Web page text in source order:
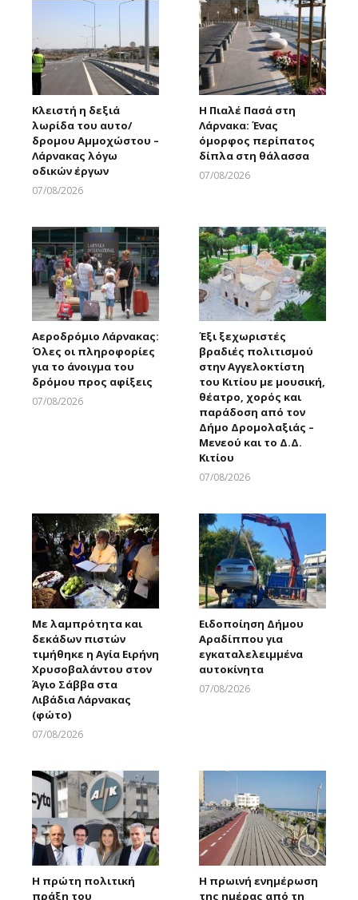
Κλειστή η δεξιά
λωρίδα του αυτο/
δρομου Αμμοχώστου –
Λάρνακας λόγω
οδικών έργων
07/08/2026
Η Πιαλέ Πασά στη
Λάρνακα: Ένας
όμορφος περίπατος
δίπλα στη θάλασσα
07/08/2026
Αεροδρόμιο Λάρνακας:
Όλες οι πληροφορίες
για το άνοιγμα του
δρόμου προς αφίξεις
07/08/2026
Έξι ξεχωριστές
βραδιές πολιτισμού
στην Αγγελοκτίστη
του Κιτίου με μουσική,
θέατρο, χορός και
παράδοση από τον
Δήμο Δρομολαξιάς –
Μενεού και το Δ.Δ.
Κιτίου
07/08/2026
Με λαμπρότητα και
δεκάδων πιστών
τιμήθηκε η Αγία Ειρήνη
Χρυσοβαλάντου στον
Άγιο Σάββα στα
Λιβάδια Λάρνακας
(φώτο)
07/08/2026
Ειδοποίηση Δήμου
Αραδίππου για
εγκαταλελειμμένα
αυτοκίνητα
07/08/2026
Η πρώτη πολιτική
πράξη του
Η πρωινή ενημέρωση
της ημέρας από τη